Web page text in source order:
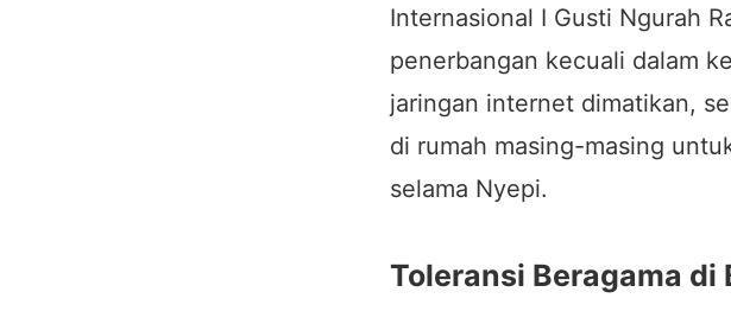
Internasional I Gusti Ngurah
penerbangan kecuali dalam
jaringan internet dimatikan,
di rumah masing-masing
selama Nyepi.
Toleransi Beragama di